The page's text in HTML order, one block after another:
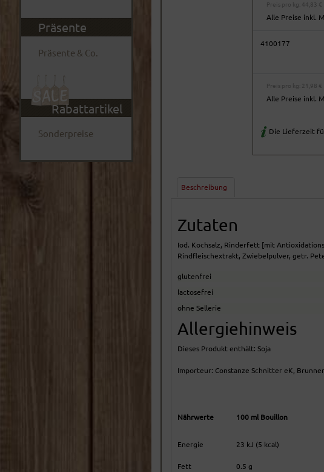
Präsente
Präsente & Co.
Rabattartikel
Sonderpreise
Preis pro kg: 44,83 €
Alle Preise inkl.
4100177
Preis pro kg: 21,98 €
Alle Preise inkl.
Die Lieferzeit
Beschreibung
Zutaten
Iod. Kochsalz, Rinderfett [mit
Rindfleischextrakt, Zwiebelpulver, getr.
glutenfrei
lactosefrei
ohne Sellerie
Allergiehinweis
Dieses Produkt enthält: Soja
Importeur: Constanze Schnitter eK,
Nährwerte 100 ml Bouillon
Energie 23 kJ (5 kcal)
Fett
0.5 g